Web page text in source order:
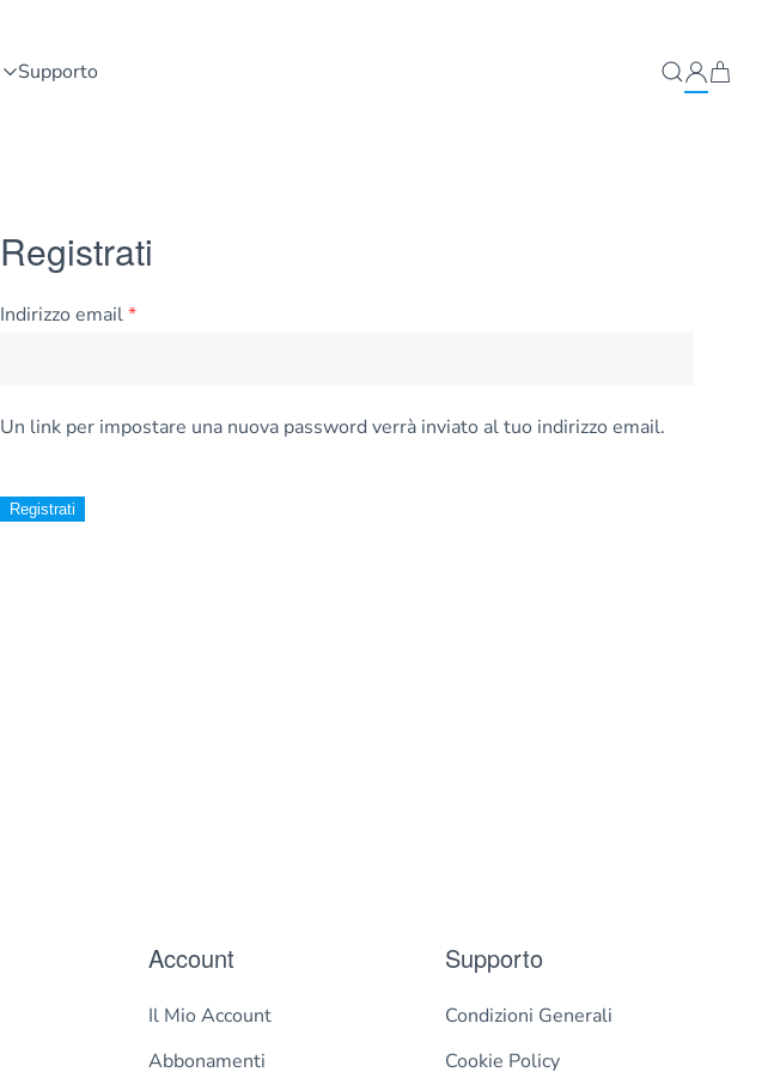
Supporto
Registrati
Indirizzo email*Richiesto
Un link per impostare una nuova password verrà inviato al tuo indirizzo email.
Registrati
Account
Il Mio Account
Abbonamenti
Supporto
Condizioni Generali
Cookie Policy